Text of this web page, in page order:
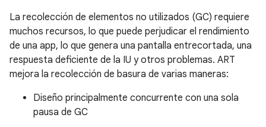
La recolección de elementos no utilizados (GC) requiere
muchos recursos, lo que puede perjudicar el rendimiento
de una app, lo que genera una pantalla entrecortada, una
respuesta deficiente de la IU y otros problemas. ART
mejora la recolección de basura de varias maneras:
Diseño principalmente concurrente con una sola
pausa de GC